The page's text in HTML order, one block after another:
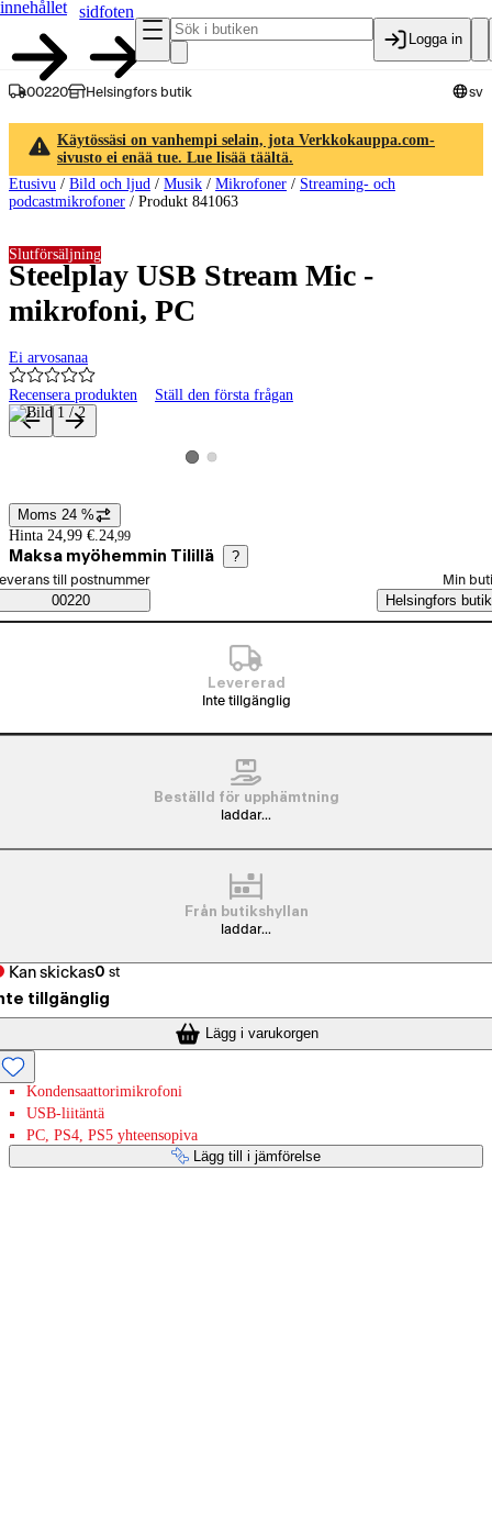
innehållet
sidfoten
Logga in
00220 Helsingfors butik sv
Käytössäsi on vanhempi selain, jota Verkkokauppa.com-
sivusto ei enää tue. Lue lisää täältä.
Etusivu / Bild och ljud / Musik / Mikrofoner / Streaming- och
podcastmikrofoner / Produkt 841063
Steelplay USB Stream Mic -
mikrofoni, PC
Ei arvosanaa
Recensera produkten Ställ den första frågan
Slutförsäljning
Produktbilder och videor
Visa produktbild 1
Visa produktbild 2
Prisinformation
Moms 24 %
Hinta 24,99 €. 24,99
Maksa myöhemmin Tilillä ?
Saatavuustiedot
beställningssätt
till postnummer
00220
Min
Helsingfors butik
Levererad
Inte tillgänglig
Beställd för upphämtning
laddar...
Från butikshyllan
laddar...
Kan skickas0 st
tillgänglig
Lägg i varukorgen
Kondensaattorimikrofoni
USB-liitäntä
PC, PS4, PS5 yhteensopiva
Lägg till i jämförelse